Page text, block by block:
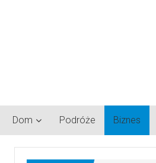
Dom Podróże Biznes